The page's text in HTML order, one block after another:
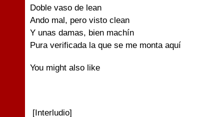
Doble vaso de lean
Ando mal, pero visto clean
Y unas damas, bien machín
Pura verificada la que se me monta aquí
You might also like
[Interludio]